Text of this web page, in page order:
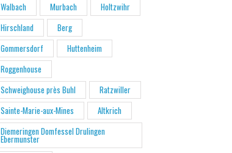
Walbach
Murbach
Holtzwihr
Hirschland
Berg
Gommersdorf
Huttenheim
Roggenhouse
Schweighouse près Buhl
Ratzwiller
Sainte-Marie-aux-Mines
Altkrich
Diemeringen Domfessel Drulingen
Ebermunster